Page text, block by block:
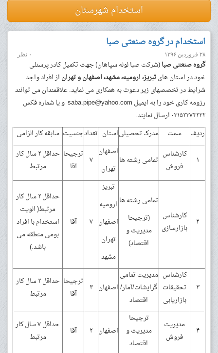
استخدام شهرستان
استخدام در گروه صنعتی صبا
۲۸ فروردین ۱۳۹۶ ۰ نظر
گروه صنعتی صبا(شرکت صبا لوله سپاهان) جهت تکمیل کادر پرسنلی
خود در استان هایتبریز، ارومیه، مشهد، اصفهانو تهران از افراد واجد
شرایط در تخصصهای زیر دعوت به همکاری می نماید.علاقمندان می توانند
رزومه کاری خود را به ایمیل saba.pipe@yahoo.com و یا شماره فکس
۰۳۱۵۲۳۷۴۲۳۲ ارسال نمایند.
ردیف
سمت مدرک تحصیلیاستان تعدادجنسیت سابقه کار الزامی
۱
کارشناس
فروش
تمامی رشته ها
اصفهان
تهران
۷
ترجیحا
آقا
حداقل ۲ سال کار
مرتبط
۲
کارشناس
بازارسازی
تمامی رشته ها
(ترجیحا
مدیریت و
اقتصاد)
تبریز
ارومیه
اصفهان
تهران
مشهد
۷ آقا
حداقل ۲ سال کار
مرتبط( الویت
استخدام با افراد
بومی منطقه می
باشد.
)
۳
کارشناس
تحقیقات
بازاریابی
مدیریت تمامی
گرایشات/آمار/
اقتصاد
اصفهان ۳
ترجیحا
آقا
حداقل ۲ سال کار
مرتبط
۴
مدیریت
فروش
ترجیحا
مدیریت و
اقتصاد
اصفهان ۲ آقا
حداقل ۷ سال کار
مرتبط